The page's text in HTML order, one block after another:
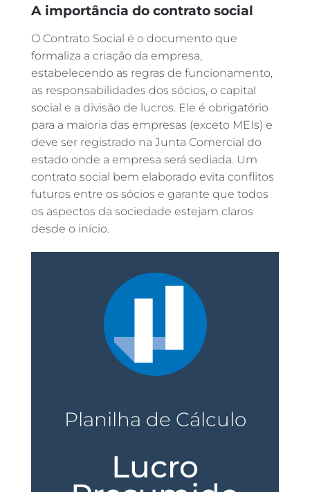
A importância do contrato social
O Contrato Social é o documento que
formaliza a criação da empresa,
estabelecendo as regras de funcionamento,
as responsabilidades dos sócios, o capital
social e a divisão de lucros. Ele é obrigatório
para a maioria das empresas (exceto MEIs) e
deve ser registrado na Junta Comercial do
estado onde a empresa será sediada. Um
contrato social bem elaborado evita conflitos
futuros entre os sócios e garante que todos
os aspectos da sociedade estejam claros
desde o início.
Planilha de Cálculo
Lucro